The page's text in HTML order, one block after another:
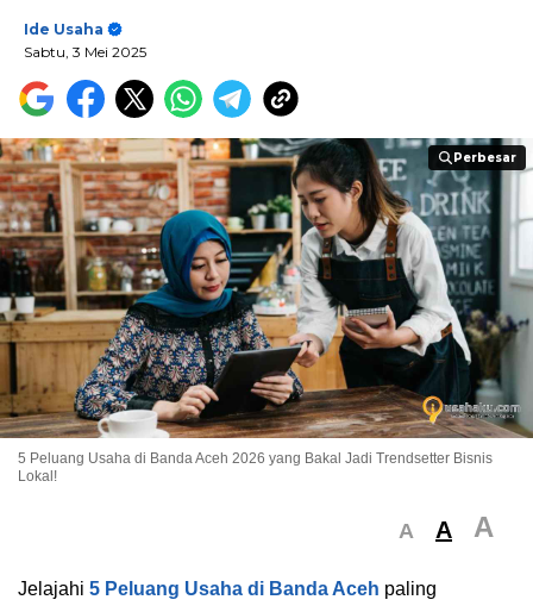
Ide Usaha
Sabtu, 3 Mei 2025
Perbesar
Perbesar
5 Peluang Usaha di Banda Aceh 2026 yang Bakal Jadi Trendsetter Bisnis
Lokal!
A A A
Jelajahi 5 Peluang Usaha di Banda Aceh paling